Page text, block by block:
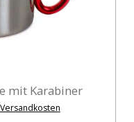
mit Karabiner
Versandkosten